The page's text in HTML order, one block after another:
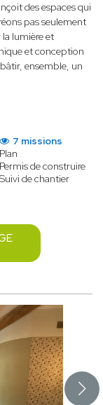
des espaces qui
pas seulement
lumière et
et conception
ensemble, un
7 missions
Plan
Permis de construire
Suivi de chantier